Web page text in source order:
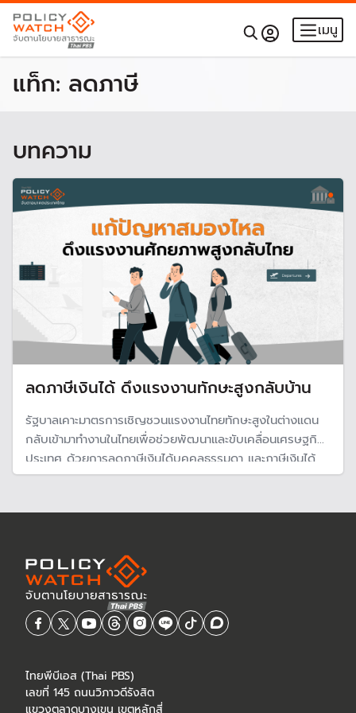
เมนู
แท็ก: ลดภาษี
บทความ
ลดภาษีเงินได้ ดึงแรงงานทักษะสูงกลับบ้าน
รัฐบาลเคาะมาตรการเชิญชวนแรงงานไทยทักษะสูงในต่างแดน
กลับเข้ามาทำงานในไทยเพื่อช่วยพัฒนาและขับเคลื่อนเศรษฐกิจ
ประเทศ ด้วยการลดภาษีเงินได้บุคคลธรรมดา และภาษีเงินได้
นิติบุคคลของบริษัทเอกชน มีผลถึงปี 2572
ไทยพีบีเอส (Thai PBS)
เลขที่ 145 ถนนวิภาวดีรังสิต